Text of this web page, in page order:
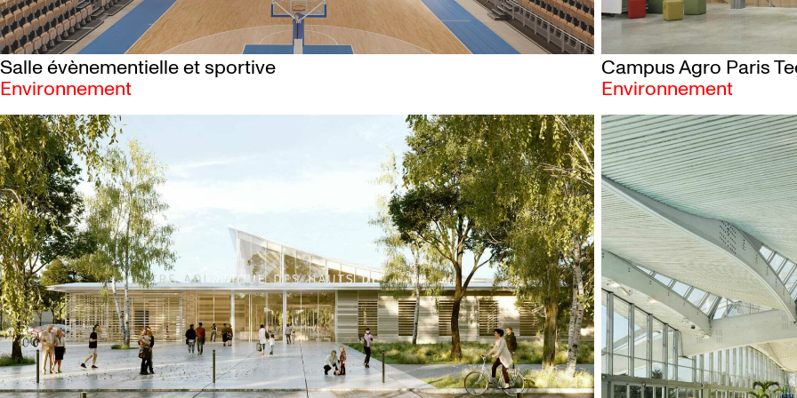
Salle évènementielle et sportive
Environnement
Campus Agro Paris
Environnement